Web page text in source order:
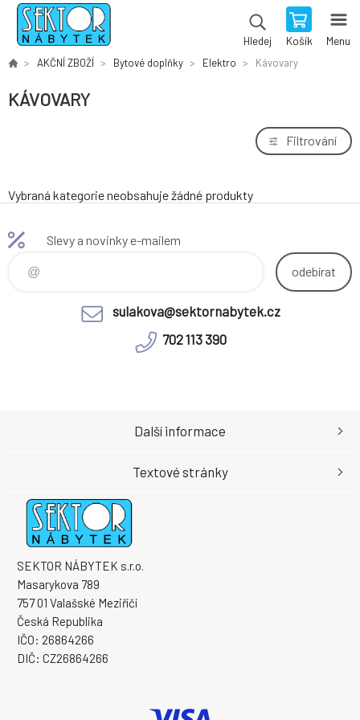
Hledej Košík Menu
AKČNÍ ZBOŽÍ Bytové doplňky Elektro Kávovary
KÁVOVARY
Filtrování
Vybraná kategorie neobsahuje žádné produkty
Slevy a novinky e-mailem
odebírat
sulakova@sektornabytek.cz
702 113 390
SEKTOR NÁBYTEK s.r.o.
Masarykova 789
757 01 Valašské Meziříčí
Česká Republika
IČO: 26864266
DIČ: CZ26864266
Další informace
Textové stránky